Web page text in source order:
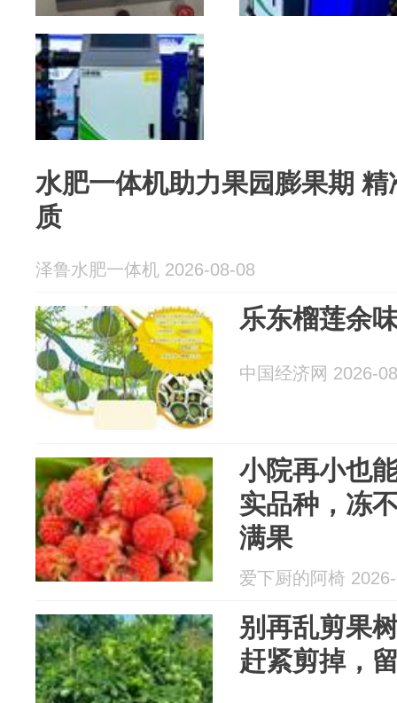
水肥一体机助力果园膨果期
质
泽鲁水肥一体机 2026-08-08
乐东榴莲余
中国经济网 2026-
小院再小也
实品种，冻
满果
爱下厨的阿椅
别再乱剪果
赶紧剪掉，